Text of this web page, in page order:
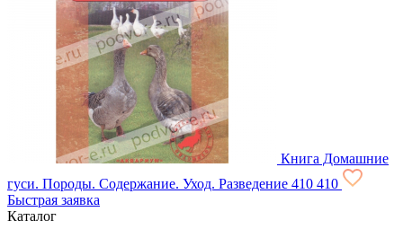
Книга Домашние
гуси. Породы. Содержание. Уход. Разведение 410 410
Быстрая заявка
Каталог